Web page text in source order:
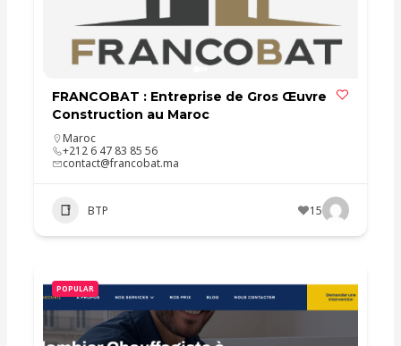
FRANCOBAT : Entreprise de Gros Œuvre
Construction au Maroc
Maroc
+212 6 47 83 85 56
contact@francobat.ma
BTP 15
POPULAR